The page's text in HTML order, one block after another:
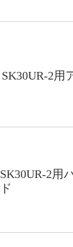
SK30UR-2用
SK30UR-2用
ド